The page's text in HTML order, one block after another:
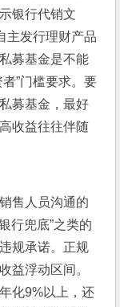
银行代销文
主发行理财产品
募基金是不能
”门槛要求。要
募基金，最好
收益往往伴随
售人员沟通的
行兜底”之类的
规承诺。正规
益浮动区间。
化9%以上，还